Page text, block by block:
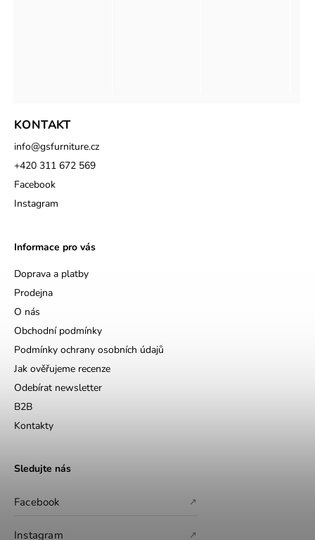
KONTAKT
info@gsfurniture.cz
+420 311 672 569
Facebook
Instagram
Informace pro vás
Doprava a platby
Prodejna
O nás
Obchodní podmínky
Podmínky ochrany osobních údajů
Jak ověřujeme recenze
Odebírat newsletter
B2B
Kontakty
Sledujte nás
Facebook ↗
Instagram ↗